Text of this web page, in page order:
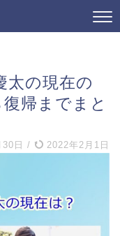
太の現在の
帰までまと
日 / 2022年2月1日